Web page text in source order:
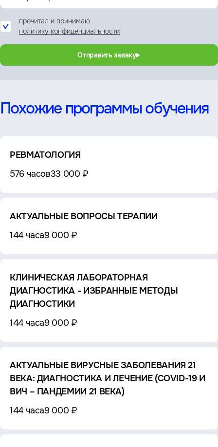
прочитал и принимаю
политику конфиденциальности
Отправить заявку
Похожие программы обучения
РЕВМАТОЛОГИЯ
576 часов33 000 ₽
АКТУАЛЬНЫЕ ВОПРОСЫ ТЕРАПИИ
144 часа9 000 ₽
КЛИНИЧЕСКАЯ ЛАБОРАТОРНАЯ
ДИАГНОСТИКА - ИЗБРАННЫЕ МЕТОДЫ
ДИАГНОСТИКИ
144 часа9 000 ₽
АКТУАЛЬНЫЕ ВИРУСНЫЕ ЗАБОЛЕВАНИЯ 21
ВЕКА: ДИАГНОСТИКА И ЛЕЧЕНИЕ (COVID-19 И
ВИЧ – ПАНДЕМИИ 21 ВЕКА)
144 часа9 000 ₽